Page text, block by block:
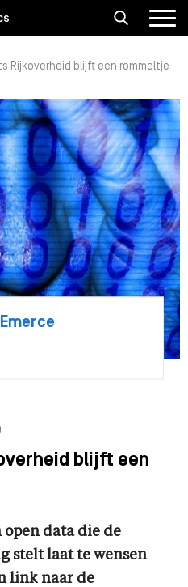
Rijkoverheid blijft een rommeltje
blijft een
open data die de
stelt laat te wensen
link naar de